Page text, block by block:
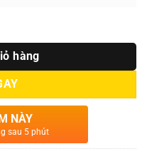
hàng
NÀY
sau 5 phút